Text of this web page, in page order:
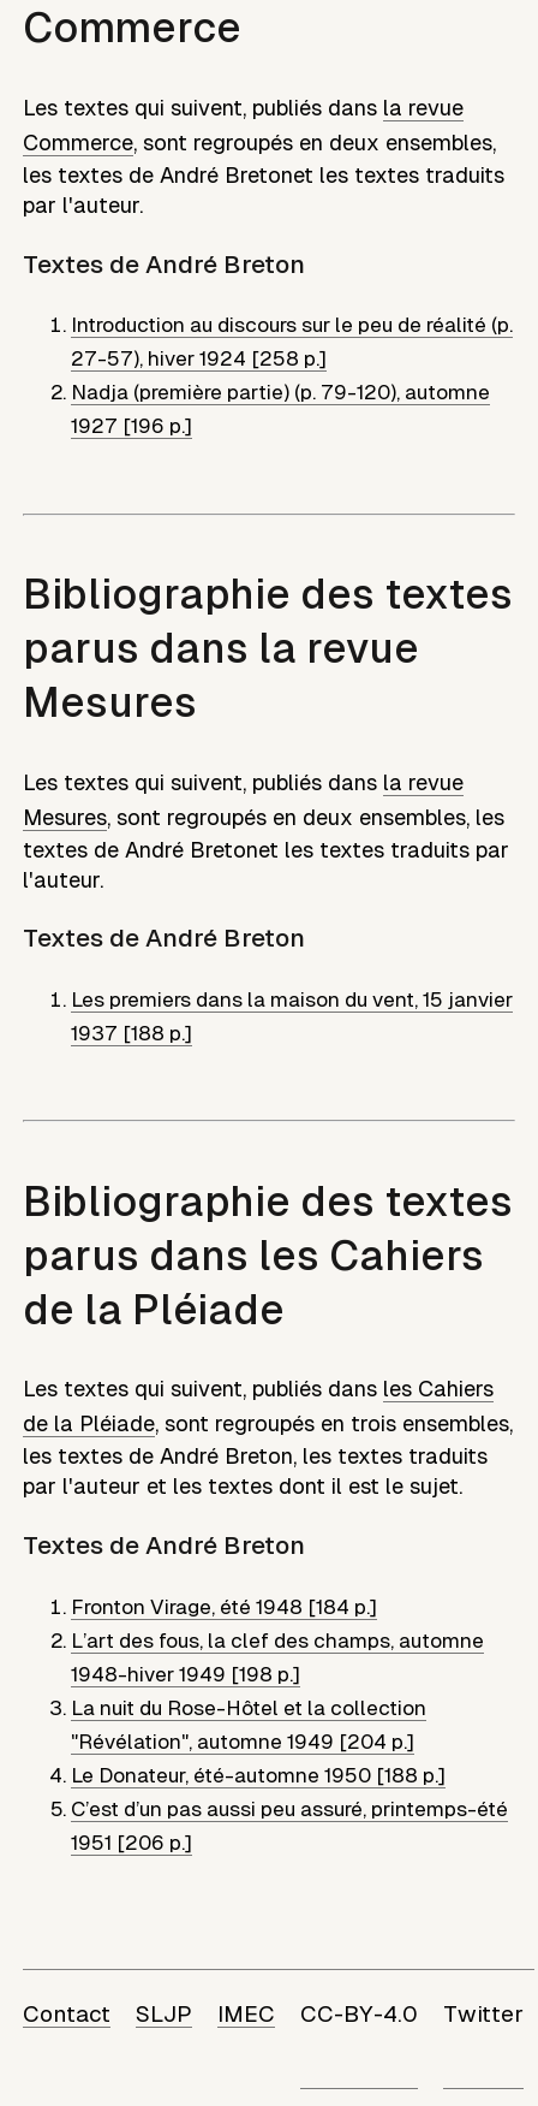
Commerce
Les textes qui suivent, publiés dans la revue
Commerce, sont regroupés en deux ensembles,
les textes de André Bretonet les textes traduits
par l'auteur.
Textes de André Breton
Introduction au discours sur le peu de réalité (p.
27-57), hiver 1924 [258 p.]
Nadja (première partie) (p. 79-120), automne
1927 [196 p.]
Bibliographie des textes
parus dans la revue
Mesures
Les textes qui suivent, publiés dans la revue
Mesures, sont regroupés en deux ensembles, les
textes de André Bretonet les textes traduits par
l'auteur.
Textes de André Breton
Les premiers dans la maison du vent,15 janvier
1937 [188 p.]
Bibliographie des textes
parus dans les Cahiers
de la Pléiade
Les textes qui suivent, publiés dans les Cahiers
de la Pléiade, sont regroupés en trois ensembles,
les textes de André Breton, les textes traduits
par l'auteur et les textes dont il est le sujet.
Textes de André Breton
Fronton Virage, été 1948 [184 p.]
L’art des fous, la clef des champs, automne
1948-hiver 1949 [198 p.]
La nuit du Rose-Hôtel et la collection
"Révélation", automne 1949 [204 p.]
Le Donateur, été-automne 1950 [188 p.]
C’est d’un pas aussi peu assuré, printemps-été
1951 [206 p.]
Contact SLJP IMEC CC-BY-4.0 Twitter